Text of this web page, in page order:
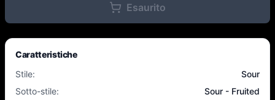
Esaurito
Caratteristiche
Stile:
Sour
Sotto-stile:
Sour - Fruited